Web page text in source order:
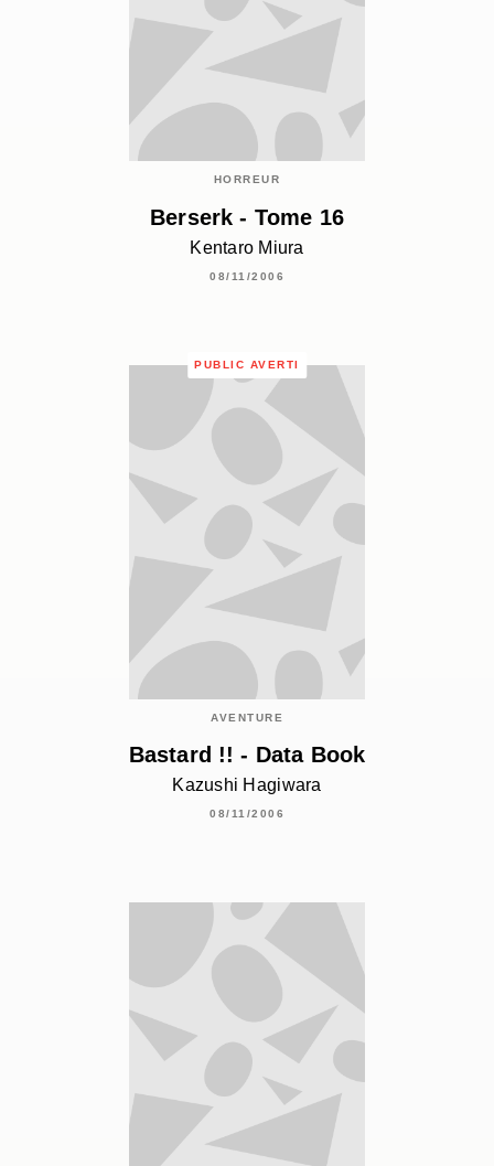
HORREUR
Berserk - Tome 16
Kentaro Miura
08/11/2006
PUBLIC AVERTI
AVENTURE
Bastard !! - Data Book
Kazushi Hagiwara
08/11/2006